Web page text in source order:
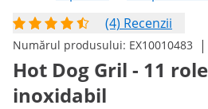
(4) Recenzii
Numărul produsului: EX10010483 |
Hot Dog Gril - 11
inoxidabil